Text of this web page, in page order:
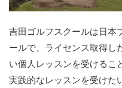
吉田ゴルフスクールは日本
ールで、ライセンス取得し
い個人レッスンを受けるこ
実践的なレッスンを受けた